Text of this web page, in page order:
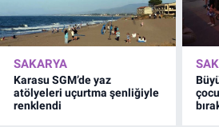
SAKARYA
Karasu SGM’de yaz
atölyeleri uçurtma şenliğiyle
renklendi